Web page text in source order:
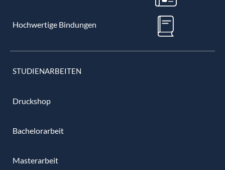
Hochwertige Bindungen
STUDIENARBEITEN
Druckshop
Bachelorarbeit
Masterarbeit